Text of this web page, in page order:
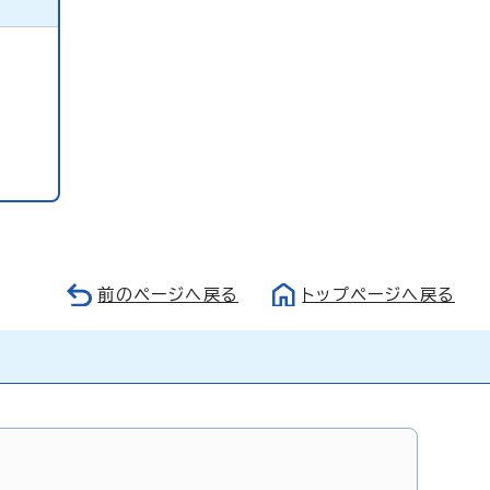
前のページへ戻る トップページへ戻る